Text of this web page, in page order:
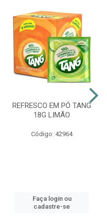
REFRESCO EM PÓ TANG
18G LIMÃO
Código: 42964
Faça login ou
cadastre-se